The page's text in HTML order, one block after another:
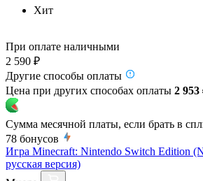
Хит
При оплате наличными
2 590 ₽
Другие способы оплаты
Цена при других способах оплаты 2 953
Сумма месячной платы, если брать в
78 бонусов
Игра Minecraft: Nintendo Switch Edition
русская версия)